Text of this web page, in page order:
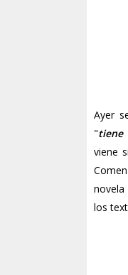
Ayer
"tiene
viene
novela
los